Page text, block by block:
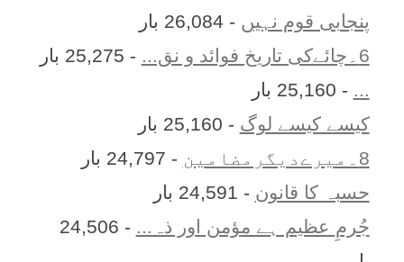
پنجابی قوم نہیں - 26,084 بار
6۔چائےکی تاریخ فوائد و نق...
- 25,275 بار
... - 25,160 بار
کیسے کیسے لوگ - 25,160 بار
8۔میرےدیگرمضامین
- 24,797 بار
حسبہ کا قانون - 24,591 بار
جُرمِ عظیم ہے مؤمن اور ذہ...
- 24,506